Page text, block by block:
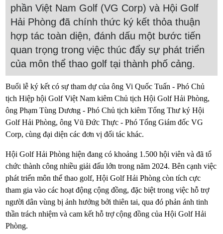
phần Việt Nam Golf (VG Corp) và Hội Golf
Hải Phòng đã chính thức ký kết thỏa thuận
hợp tác toàn diện, đánh dấu một bước tiến
quan trọng trong việc thúc đẩy sự phát triển
của môn thể thao golf tại thành phố cảng.
Buổi lễ ký kết có sự tham dự của ông Vi Quốc Tuấn - Phó Chủ
tịch Hiệp hội Golf Việt Nam kiêm Chủ tịch Hội Golf Hải Phòng,
ông Phạm Tùng Dương - Phó Chủ tịch kiêm Tổng Thư ký Hội
Golf Hải Phòng, ông Vũ Đức Thực - Phó Tổng Giám đốc VG
Corp, cùng đại diện các đơn vị đối tác khác.
Hội Golf Hải Phòng hiện đang có khoảng 1.500 hội viên và đã tổ
chức thành công nhiều giải đấu lớn trong năm 2024. Bên cạnh việc
phát triển môn thể thao golf, Hội Golf Hải Phòng còn tích cực
tham gia vào các hoạt động cộng đồng, đặc biệt trong việc hỗ trợ
người dân vùng bị ảnh hưởng bởi thiên tai, qua đó phản ánh tinh
thần trách nhiệm và cam kết hỗ trợ cộng đồng của Hội Golf Hải
Phòng.